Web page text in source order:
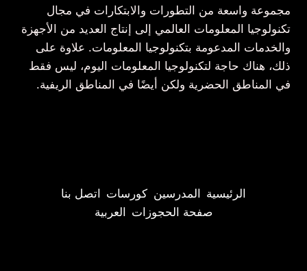
مجموعة واسعة من التطورات والابتكارات في مجال
تكنولوجيا المعلومات العالمي إلى إنتاج العديد من الأجهزة
والخدمات المدعومة بتكنولوجيا المعلومات. علاوة على
ذلك، هناك حاجة لتكنولوجيا المعلومات اليوم، ليس فقط
في المناطق الحضرية ولكن أيضًا في المناطق الريفية.
الرئيسية المدرسين كورسات
اتصل بنا
صفحة الحجوزات
العربية